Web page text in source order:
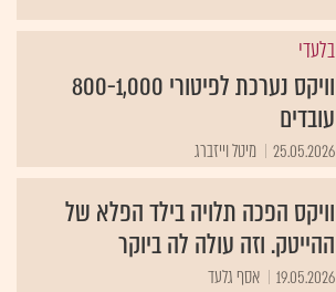
בלעדי
וויקס נערכת לפיטורי 800-1,000
עובדים
25.05.2026 מיטל וייזברג
וויקס הפכה תלויה בילד הפלא של
ההייטק. וזה עולה לה ביוקר
19.05.2026 אסף גלעד